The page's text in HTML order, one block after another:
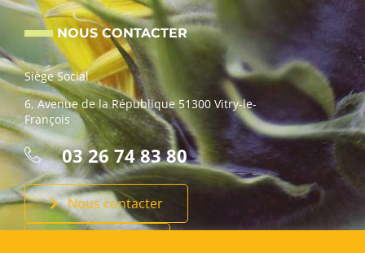
NOUS CONTACTER
Siège Social
6, Avenue de la République 51300 Vitry-le-
François
03 26 74 83 80
Nous contacter